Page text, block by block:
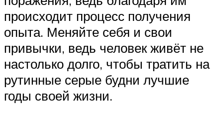
происходит процесс получения
опыта. Меняйте себя и свои
привычки, ведь человек живёт не
настолько долго, чтобы тратить на
рутинные серые будни лучшие
годы своей жизни.